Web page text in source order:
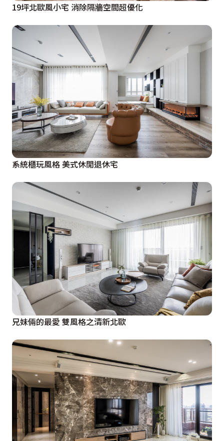
19坪北歐風小宅 消除隔牆空間超優化
系統櫃玩風格 美式休閒退休宅
兄妹倆的最愛 雙風格之清新北歐